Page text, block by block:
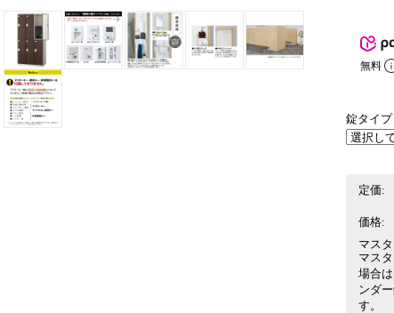
無料
錠タイプ
定価:
価格:
マス
マス
場合
ンダ
す。